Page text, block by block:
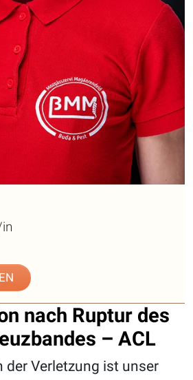
nach Ruptur des
– ACL
der Verletzung ist unser